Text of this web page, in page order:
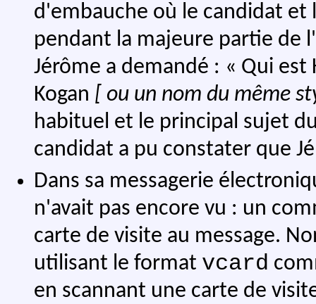
d'embauche où le candidat
pendant la majeure partie de
Jérôme a demandé : « Qui
Kogan [ ou un nom du même
habituel et le principal sujet
candidat a pu constater que
Dans sa messagerie
n'avait pas encore vu : un
carte de visite au message.
utilisant le format vcard
en scannant une carte de